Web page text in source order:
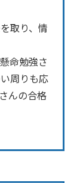
取り、情
命勉強さ
周りも応
んの合格